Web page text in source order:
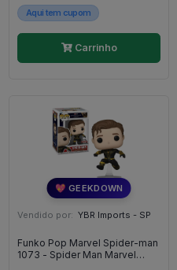
Aqui tem cupom
Carrinho
💖 GEEKDOWN
Vendido por: YBR Imports - SP
Funko Pop Marvel Spider-man
1073 - Spider Man Marvel